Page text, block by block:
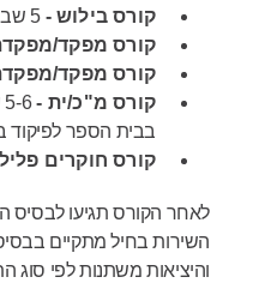
קורס בילוש -5 שבועות
קורס מפקד/
קורס מפקד/
קורס מ"כ/ית -
בבית הספר לפיקוד
קורס חוקרים
לאחר הקורס תגיעו לבסיס
השירות בחיל מתקיים
והיציאות משתנות לפי סוג